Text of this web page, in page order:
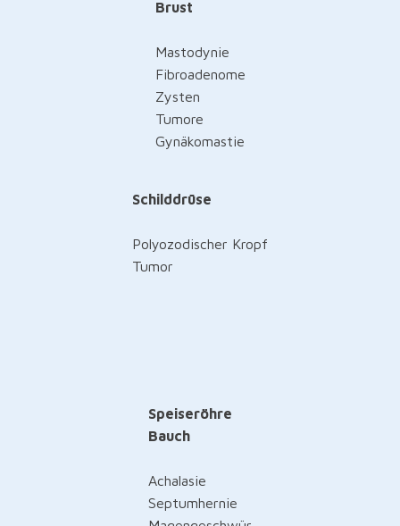
Brust
Mastodynie
Fibroadenome
Zysten
Tumore
Gynäkomastie
Schilddrüse
Polyozodischer Kropf
Tumor
Speiseröhre
Bauch
Achalasie
Septumhernie